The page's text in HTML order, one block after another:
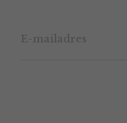
productpagina